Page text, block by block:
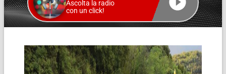
Ascolta la radio
con un click!